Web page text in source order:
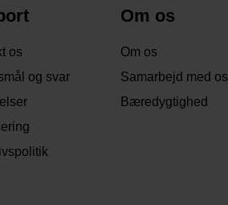
os
og svar
Om os
Om os
Samarbejd med os
Bæredygtighed